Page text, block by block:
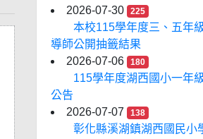
2026-07-30
225
本校115學年度三、五年
導師公開抽籤結果
2026-07-06
180
115學年度湖西國小一年
公告
2026-07-07
138
彰化縣溪湖鎮湖西國民小